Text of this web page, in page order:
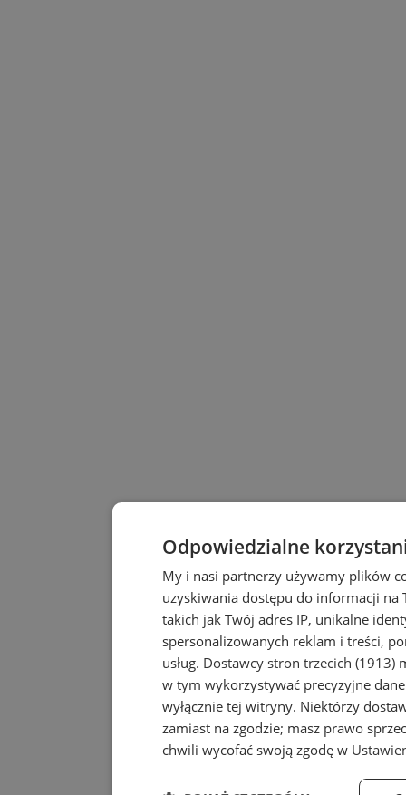
Odpowiedzialne
My i nasi partnerzy używamy plików
uzyskiwania dostępu do informacji
takich jak Twój adres IP, unikalne
spersonalizowanych reklam i treści,
usług. Dostawcy stron trzecich (1913)
w tym wykorzystywać precyzyjne
wyłącznie tej witryny. Niektórzy
zamiast na zgodzie; masz prawo
chwili wycofać swoją zgodę w